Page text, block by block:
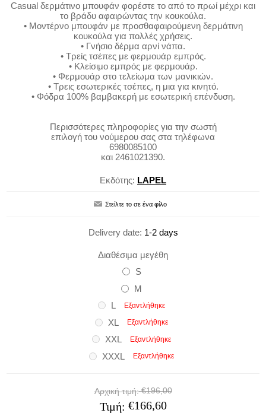
Casual δερμάτινο μπουφάν φορέστε το από το πρωί μέχρι και
το βράδυ αφαιρώντας την κουκούλα.
• Μοντέρνο μπουφάν με προσθαφαιρούμενη δερμάτινη
κουκούλα για πολλές χρήσεις.
• Γνήσιο δέρμα αρνί νάπα.
• Τρείς τσέπες με φερμουάρ εμπρός.
• Κλείσιμο εμπρός με φερμουάρ.
• Φερμουάρ στο τελείωμα των μανικιών.
• Τρεις εσωτερικές τσέπες, η μια για κινητό.
• Φόδρα 100% βαμβακερή με εσωτερική επένδυση.
Περισσότερες πληροφορίες για την σωστή
επιλογή του νούμερου σας στα τηλέφωνα
6980085100
και 2461021390.
Εκδότης: LAPEL
Delivery date: 1-2 days
Διαθέσιμα μεγέθη
S
M
L
Εξαντλήθηκε
XL Εξαντλήθηκε
XXL Εξαντλήθηκε
XXXL Εξαντλήθηκε
Αρχική τιμή: €196,00
Τιμή: €166,60